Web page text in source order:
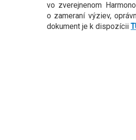
vo zverejnenom
o zameraní výziev,
dokument je k dispozícii